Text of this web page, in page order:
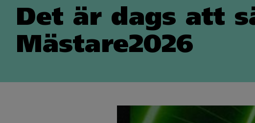
Det är dags att
Mästare2026